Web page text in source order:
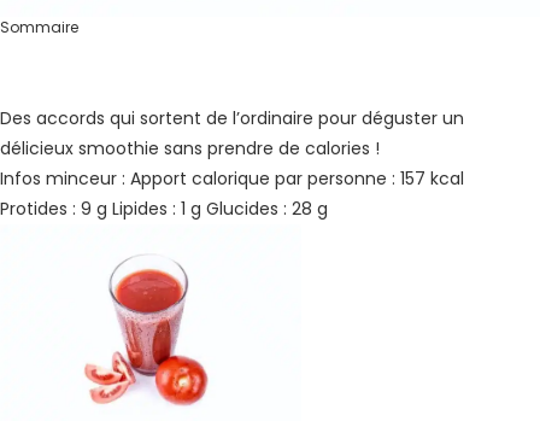
Sommaire
Des accords qui sortent de l’ordinaire pour déguster un
délicieux smoothie sans prendre de calories !
Infos minceur : Apport calorique par personne : 157 kcal
Protides : 9 g Lipides : 1 g Glucides : 28 g